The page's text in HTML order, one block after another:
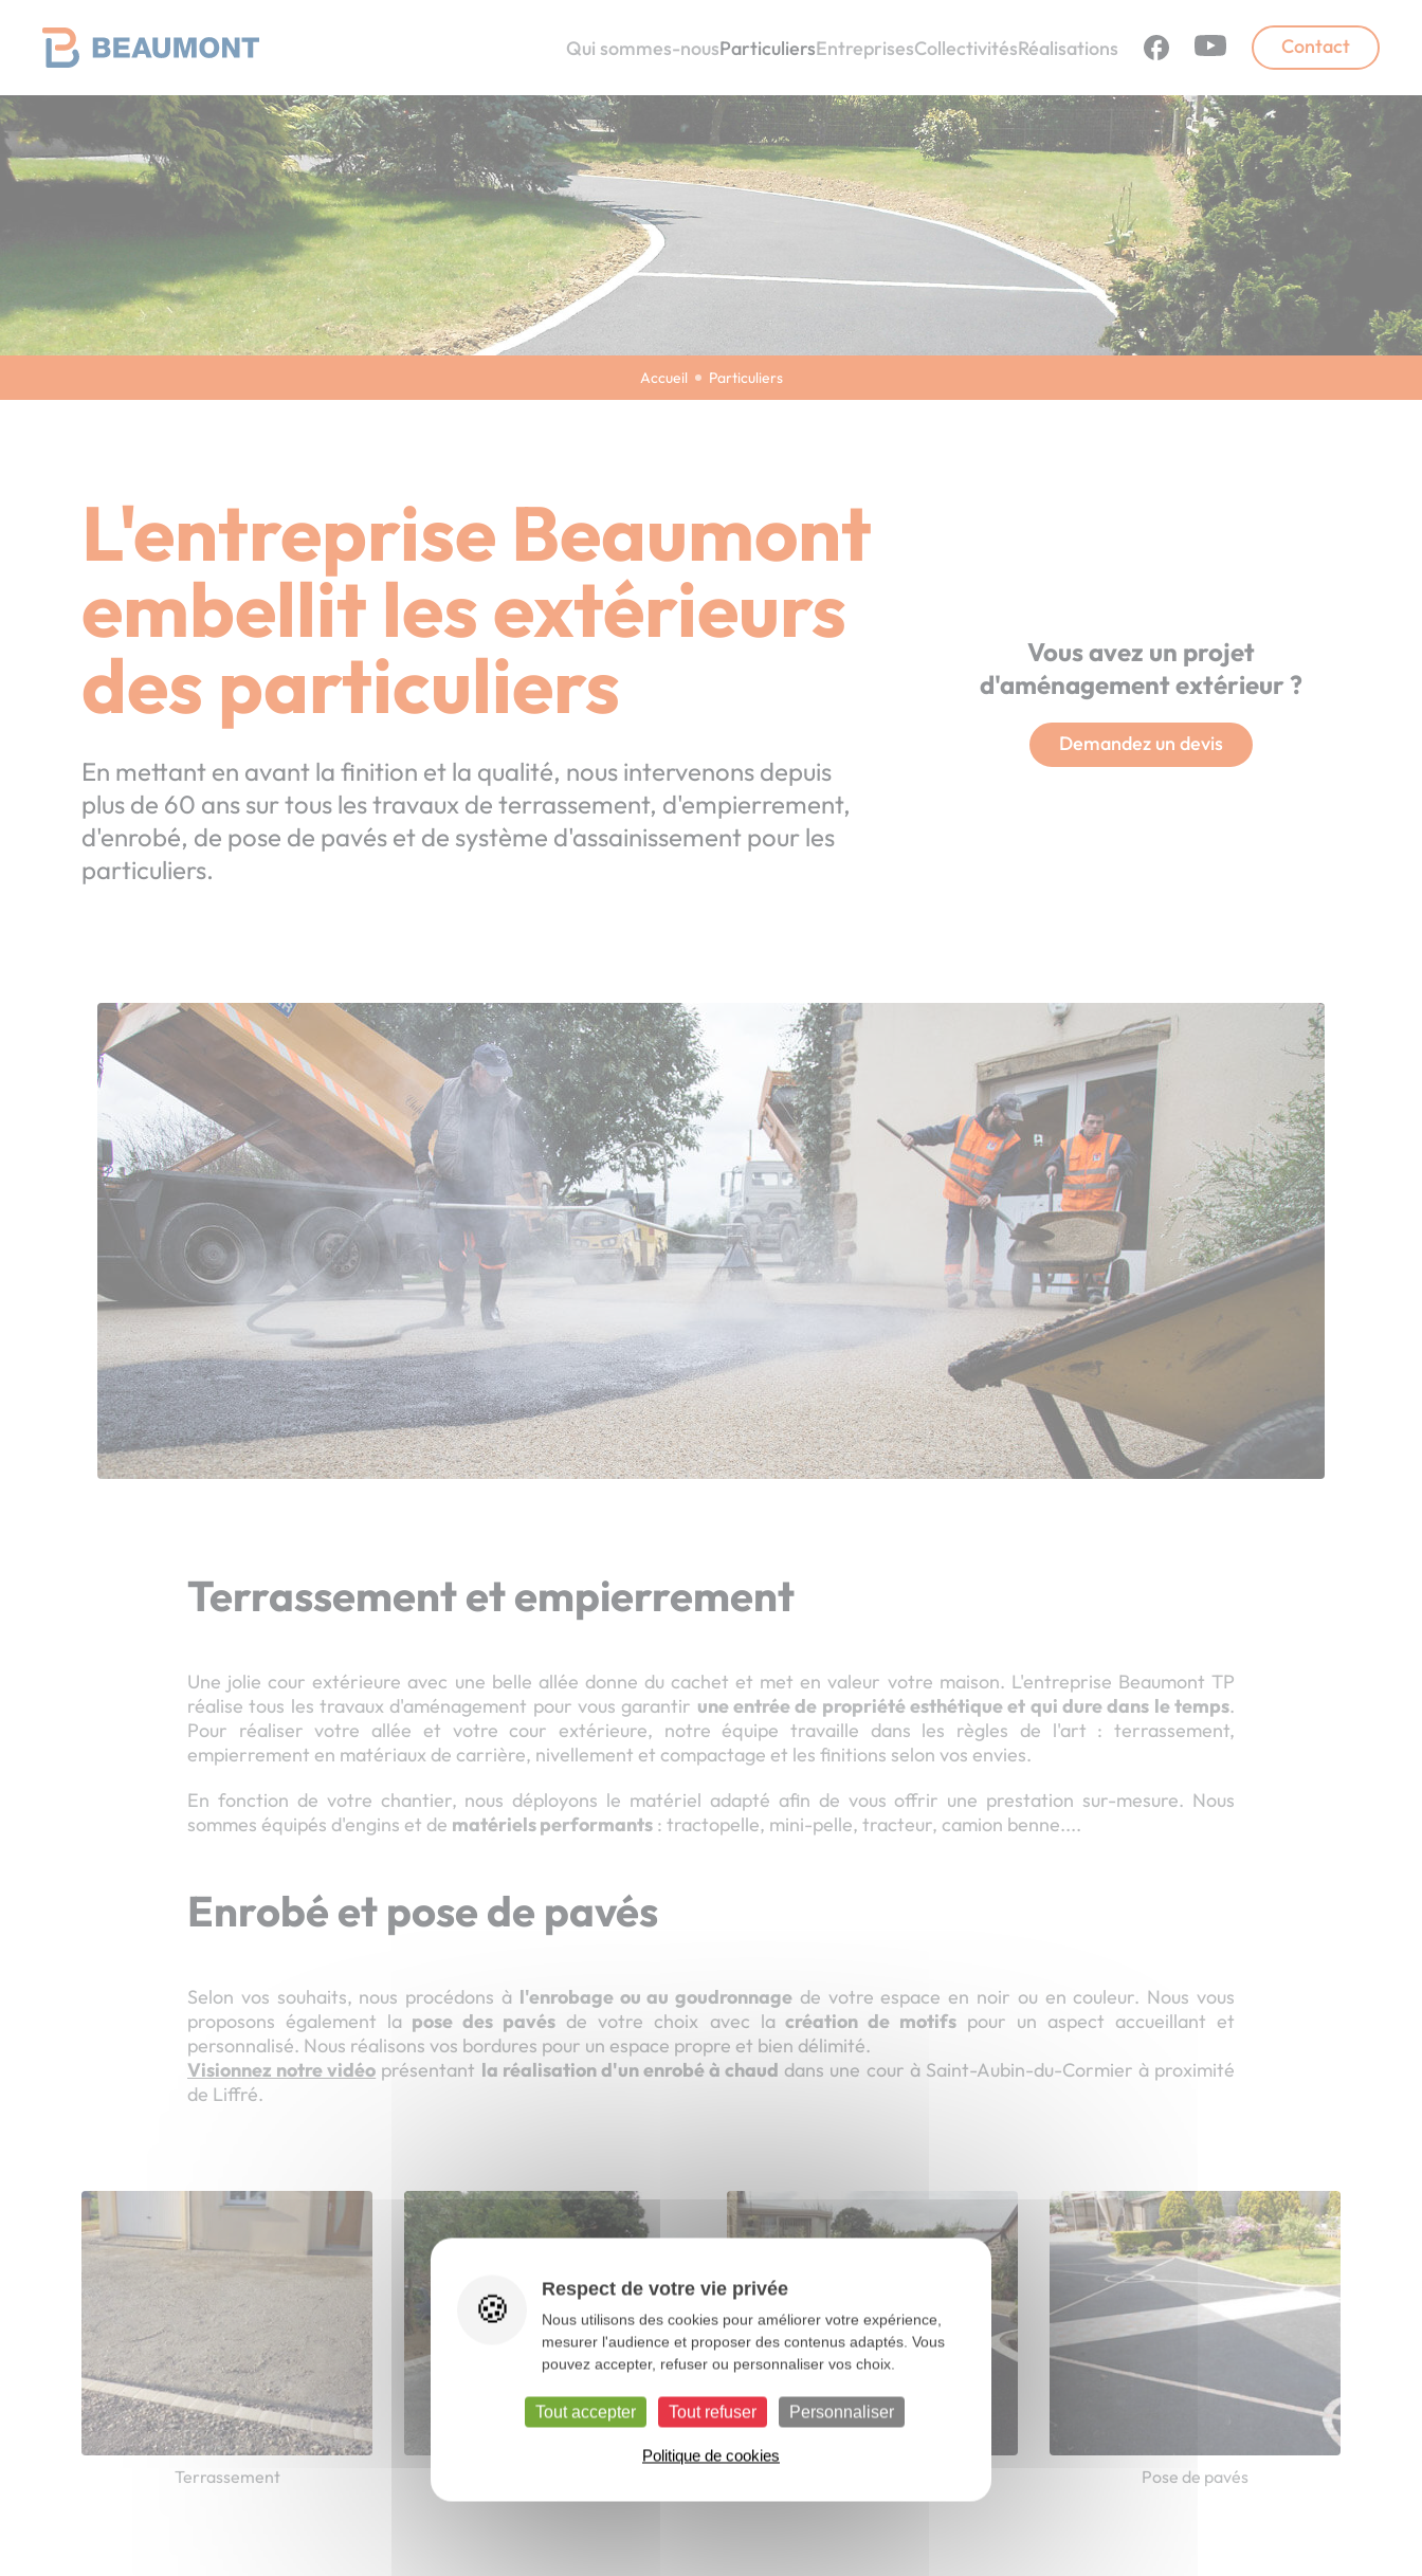
Qui sommes-nousParticuliersEntreprisesCollectivitésRéalisations Contact
Accueil Particuliers
L'entreprise Beaumont
embellit les extérieurs
des particuliers
En mettant en avant la finition et la qualité, nous intervenons depuis
plus de 60 ans sur tous les travaux de terrassement, d'empierrement,
d'enrobé, de pose de pavés et de système d'assainissement pour les
particuliers.
Vous avez un projet
d'aménagement extérieur ?
Demandez un devis
Terrassement et empierrement
Une jolie cour extérieure avec une belle allée donne du cachet et met en valeur votre maison. L'entreprise Beaumont TP
réalise tous les travaux d'aménagement pour vous garantir une entrée de propriété esthétique et qui dure dans le temps.
Pour réaliser votre allée et votre cour extérieure, notre équipe travaille dans les règles de l'art : terrassement,
empierrement en matériaux de carrière, nivellement et compactage et les finitions selon vos envies.
En fonction de votre chantier, nous déployons le matériel adapté afin de vous offrir une prestation sur-mesure. Nous
sommes équipés d'engins et de matériels performants : tractopelle, mini-pelle, tracteur, camion benne....
Enrobé et pose de pavés
Selon vos souhaits, nous procédons à l'enrobage ou au goudronnage de votre espace en noir ou en couleur. Nous vous
proposons également la pose des pavés de votre choix avec la création de motifspour un aspect accueillant et
personnalisé. Nous réalisons vos bordures pour un espace propre et bien délimité.
Visionnez notre vidéo présentant la réalisation d'un enrobé à chaud dans une cour à Saint-Aubin-du-Cormier à proximité
de Liffré.
Terrassement Pose de pavés
Respect de votre vie privée
Nous utilisons des cookies pour améliorer votre expérience,
mesurer l'audience et proposer des contenus adaptés. Vous
pouvez accepter, refuser ou personnaliser vos choix.
Tout accepter Tout refuser Personnaliser
Politique de cookies